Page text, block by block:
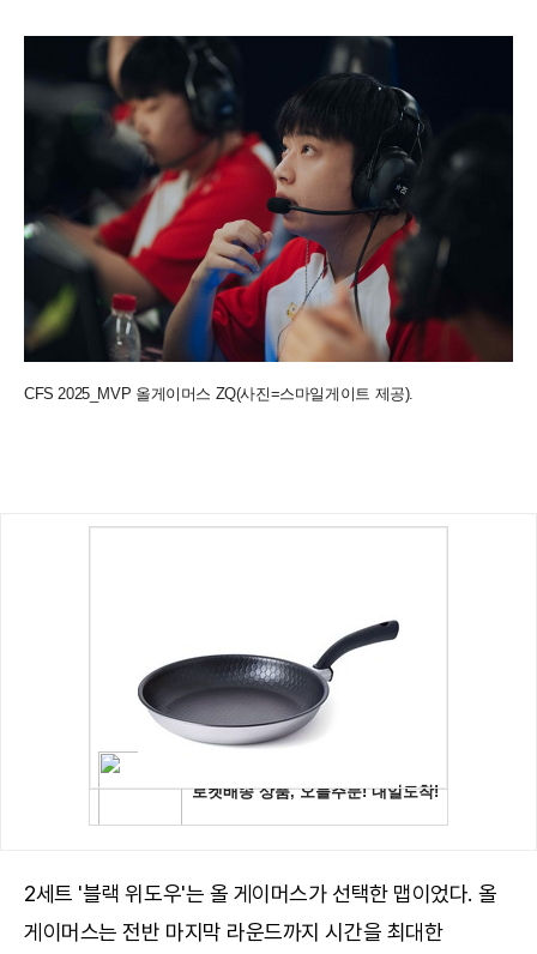
CFS 2025_MVP 올게이머스 ZQ(사진=스마일게이트 제공).
2세트 '블랙 위도우'는 올 게이머스가 선택한 맵이었다. 올
게이머스는 전반 마지막 라운드까지 시간을 최대한